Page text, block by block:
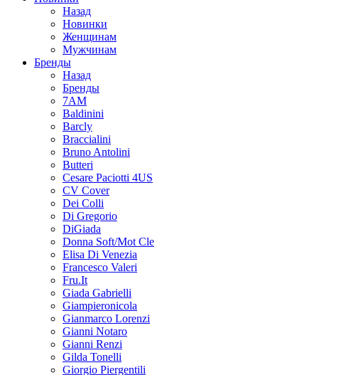
Назад
Новинки
Женщинам
Мужчинам
Бренды
Назад
Бренды
7AM
Baldinini
Barcly
Braccialini
Bruno Antolini
Butteri
Cesare Paciotti 4US
CV Cover
Dei Colli
Di Gregorio
DiGiada
Donna Soft/Mot Cle
Elisa Di Venezia
Francesco Valeri
Fru.It
Giada Gabrielli
Giampieronicola
Gianmarco Lorenzi
Gianni Notaro
Gianni Renzi
Gilda Tonelli
Giorgio Piergentili